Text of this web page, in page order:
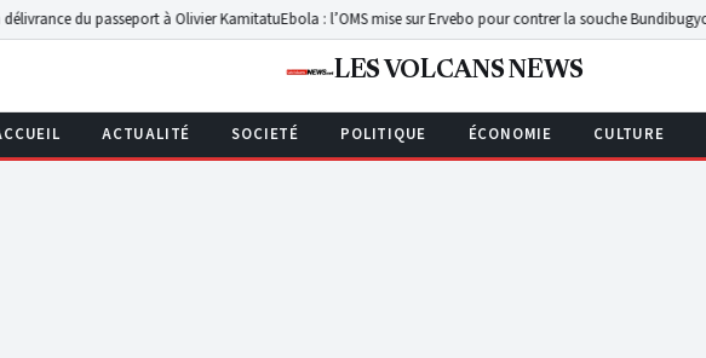
passeport à Olivier KamitatuEbola : l’OMS mise sur Ervebo pour contrer la souche Bundibugyo en RDC
ACTUALITÉ SOCIETÉ POLITIQUE ÉCONOMIE CULTURE
LES VOLCANS NEWS